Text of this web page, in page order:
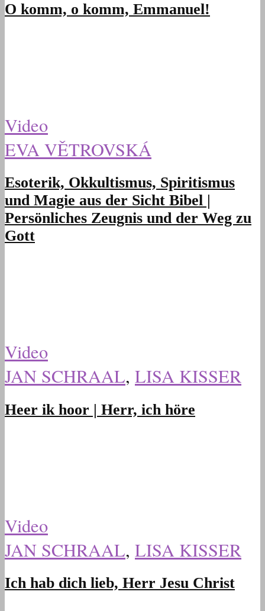
O komm, o komm, Emmanuel!
Video
EVA VĚTROVSKÁ
Esoterik, Okkultismus, Spiritismus
und Magie aus der Sicht Bibel |
Persönliches Zeugnis und der Weg zu
Gott
Video
JAN SCHRAAL, LISA KISSER
Heer ik hoor | Herr, ich höre
Video
JAN SCHRAAL, LISA KISSER
Ich hab dich lieb, Herr Jesu Christ